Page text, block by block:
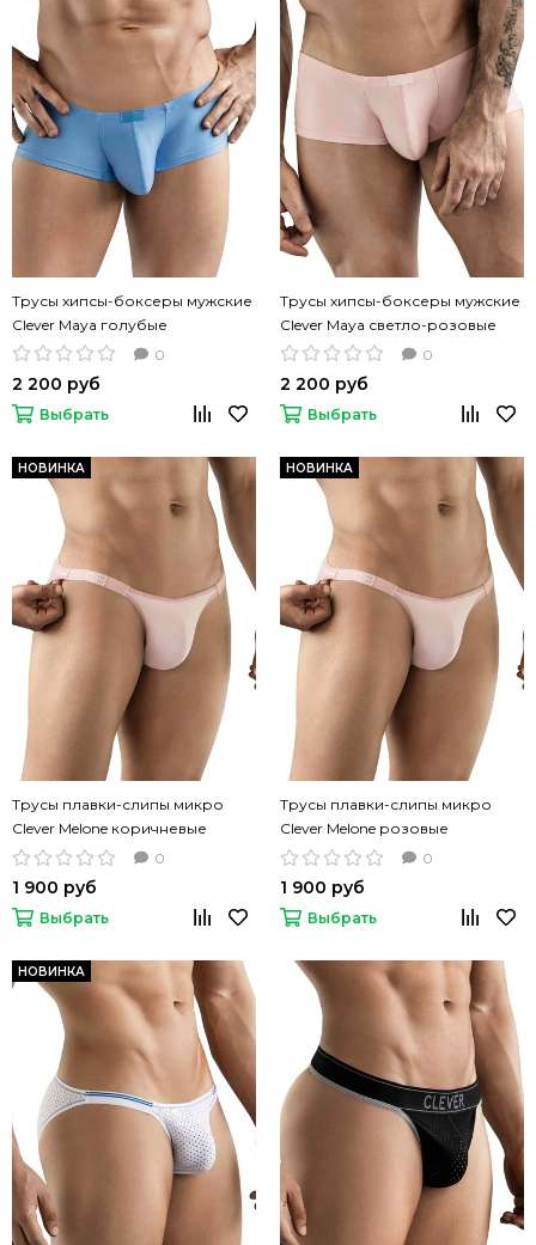
Трусы хипсы-боксеры мужские
Clever Maya голубые
0
2 200 руб
Выбрать
Трусы хипсы-боксеры мужские
Clever Maya светло-розовые
0
2 200 руб
Выбрать
НОВИНКА
Трусы плавки-слипы микро
Clever Melone коричневые
0
1 900 руб
Выбрать
НОВИНКА
Трусы плавки-слипы микро
Clever Melone розовые
0
1 900 руб
Выбрать
НОВИНКА